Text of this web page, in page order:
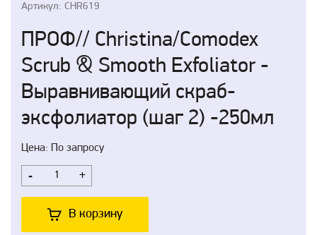
Артикул: CHR619
ПРОФ// Christina/Comodex
Scrub & Smooth Exfoliator -
Выравнивающий скраб-
эксфолиатор (шаг 2) -250мл
Цена: По запросу
- +
В корзину